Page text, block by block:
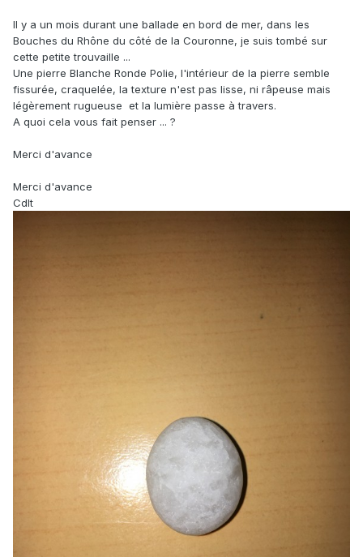
Il y a un mois durant une ballade en bord de mer, dans les
Bouches du Rhône du côté de la Couronne, je suis tombé sur
cette petite trouvaille ...
Une pierre Blanche Ronde Polie, l'intérieur de la pierre semble
fissurée, craquelée, la texture n'est pas lisse, ni râpeuse mais
légèrement rugueuse et la lumière passe à travers.
A quoi cela vous fait penser ... ?
Merci d'avance
Merci d'avance
Cdlt